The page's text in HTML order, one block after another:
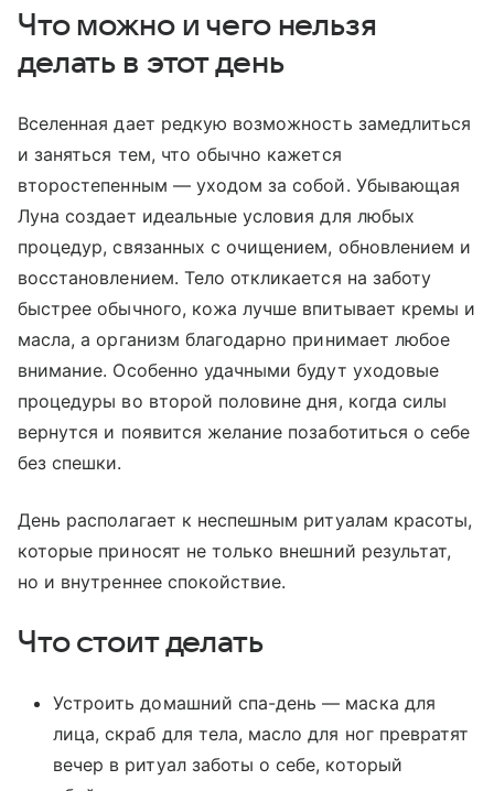
Что можно и чего нельзя
делать в этот день
Вселенная дает редкую возможность замедлиться
и заняться тем, что обычно кажется
второстепенным — уходом за собой. Убывающая
Луна создает идеальные условия для любых
процедур, связанных с очищением, обновлением и
восстановлением. Тело откликается на заботу
быстрее обычного, кожа лучше впитывает кремы и
масла, а организм благодарно принимает любое
внимание. Особенно удачными будут уходовые
процедуры во второй половине дня, когда силы
вернутся и появится желание позаботиться о себе
без спешки.
День располагает к неспешным ритуалам красоты,
которые приносят не только внешний результат,
но и внутреннее спокойствие.
Что стоит делать
Устроить домашний спа-день — маска для
лица, скраб для тела, масло для ног превратят
вечер в ритуал заботы о себе, который